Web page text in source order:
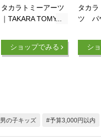
タカラトミーアーツ
｜TAKARA TOMY
ール ぬいぐるみM チ
ェイスver.
ショップでみる
タカ
ツ パ
イス
シ
男の子キッズ 予算3,000円以内